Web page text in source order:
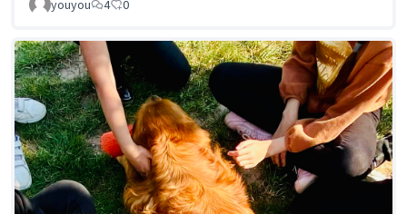
youyou
4 0